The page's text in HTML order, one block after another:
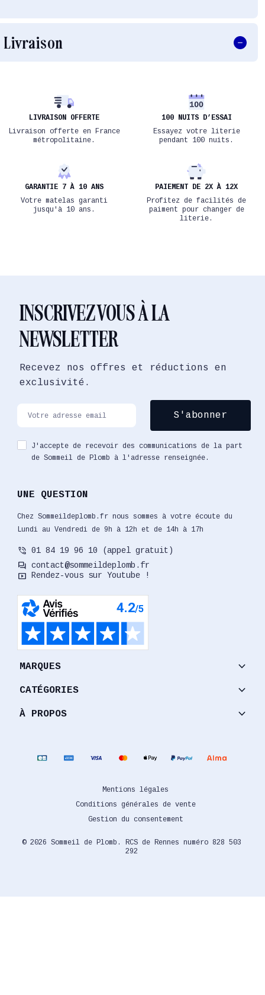
Livraison
LIVRAISON OFFERTE
Livraison offerte en France
métropolitaine.
100 NUITS D’ESSAI
Essayez votre literie
pendant 100 nuits.
GARANTIE 7 À 10 ANS
Votre matelas garanti
jusqu'à 10 ans.
PAIEMENT DE 2X À 12X
Profitez de facilités de
paiment pour changer de
literie.
INSCRIVEZ VOUS À LA
NEWSLETTER
Recevez nos offres et réductions en
exclusivité.
J'accepte de recevoir des communications de la part
de Sommeil de Plomb à l'adresse renseignée.
UNE QUESTION
Chez Sommeildeplomb.fr nous sommes à votre écoute du
Lundi au Vendredi de 9h à 12h et de 14h à 17h
phone_in_talk 01 84 19 96 10 (appel gratuit)
forum contact@sommeildeplomb.fr
smart_display Rendez-vous sur Youtube !
MARQUES keyboard_arrow_down
CATÉGORIES keyboard_arrow_down
À PROPOS keyboard_arrow_down
© 2026 Sommeil de Plomb. RCS de Rennes numéro 828 503
292
Mentions légales
Conditions générales de vente
Gestion du consentement